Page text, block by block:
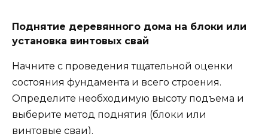
Поднятие деревянного дома на блоки или
установка винтовых свай
Начните с проведения тщательной оценки
состояния фундамента и всего строения.
Определите необходимую высоту подъема и
выберите метод поднятия (блоки или
винтовые сваи).